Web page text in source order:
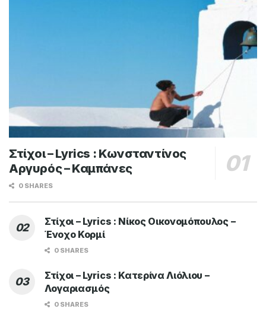
Στίχοι – Lyrics : Κωνσταντίνος
Αργυρός – Καμπάνες
0 SHARES
Στίχοι – Lyrics : Νίκος Οικονομόπουλος –
Ένοχο Κορμί
0 SHARES
Στίχοι – Lyrics : Κατερίνα Λιόλιου –
Λογαριασμός
0 SHARES